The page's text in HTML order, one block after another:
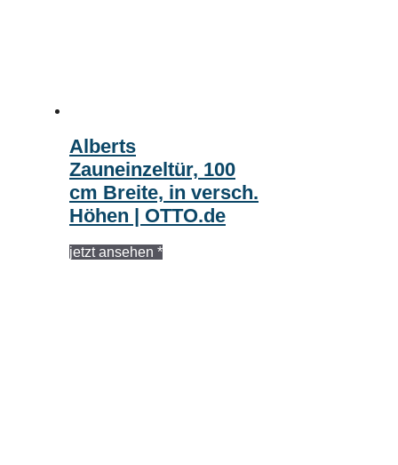
Alberts
Zauneinzeltür, 100
cm Breite, in versch.
Höhen | OTTO.de
jetzt ansehen *